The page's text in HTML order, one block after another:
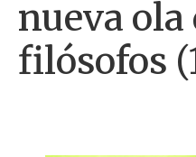
nueva ola
filósofos